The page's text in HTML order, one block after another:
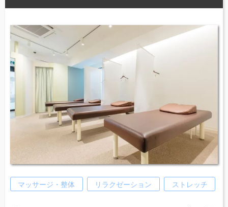
マッサージ・整体 リラクゼーション ストレッチ